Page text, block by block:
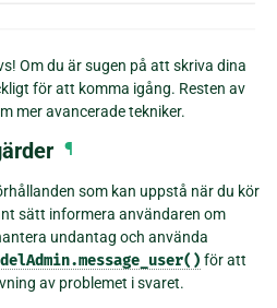
Om du är sugen på att skriva dina
för att komma igång. Resten av
mer avancerade tekniker.
¶
som kan uppstå när du kör
sätt informera användaren om
undantag och använda
för att
av problemet i svaret.